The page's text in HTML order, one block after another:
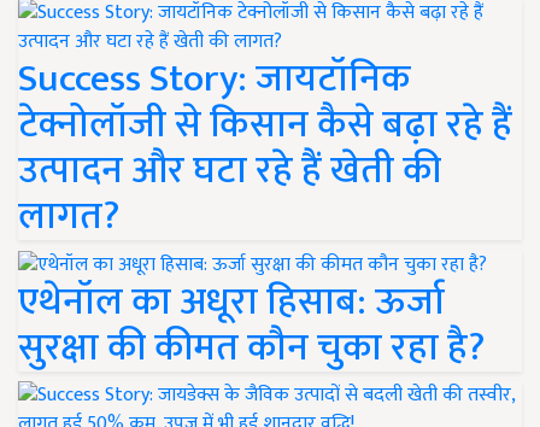
Success Story: जायटॉनिक
टेक्नोलॉजी से किसान कैसे बढ़ा रहे हैं
उत्पादन और घटा रहे हैं खेती की
लागत?
एथेनॉल का अधूरा हिसाब: ऊर्जा
सुरक्षा की कीमत कौन चुका रहा है?